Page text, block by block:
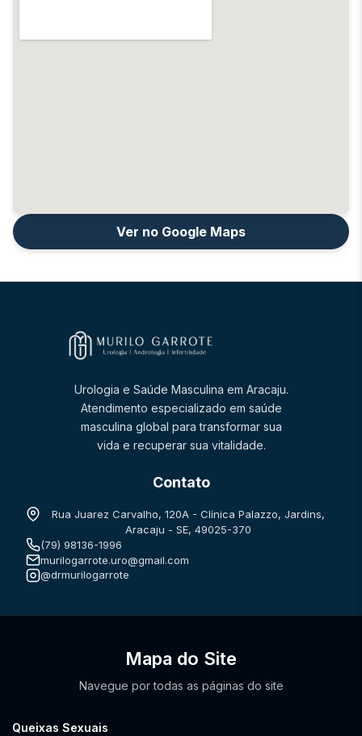
Ver no Google Maps
Urologia e Saúde Masculina em Aracaju.
Atendimento especializado em saúde
masculina global para transformar sua
vida e recuperar sua vitalidade.
Contato
Rua Juarez Carvalho, 120A - Clínica Palazzo, Jardins,
Aracaju - SE, 49025-370
(79) 98136-1996
murilogarrote.uro@gmail.com
@drmurilogarrote
Mapa do Site
Navegue por todas as páginas do site
Queixas Sexuais